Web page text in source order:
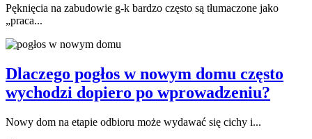
Pęknięcia na zabudowie g-k bardzo często są tłumaczone jako
„praca...
Dlaczego pogłos w nowym domu często
wychodzi dopiero po wprowadzeniu?
Nowy dom na etapie odbioru może wydawać się cichy i...